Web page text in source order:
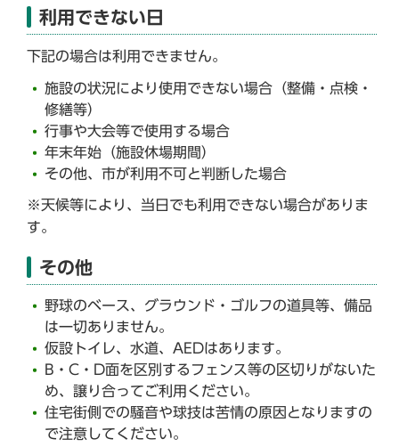
利用できない日
下記の場合は利用できません。
施設の状況により使用できない場合（整備・点検・
修繕等）
行事や大会等で使用する場合
年末年始（施設休場期間）
その他、市が利用不可と判断した場合
※天候等により、当日でも利用できない場合がありま
す。
その他
野球のベース、グラウンド・ゴルフの道具等、備品
は一切ありません。
仮設トイレ、水道、AEDはあります。
B・C・D面を区別するフェンス等の区切りがないた
め、譲り合ってご利用ください。
住宅街側での騒音や球技は苦情の原因となりますの
で注意してください。